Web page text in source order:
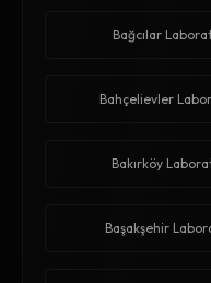
Bağcılar
Bahçelievler
Bakırköy
Başakşehir